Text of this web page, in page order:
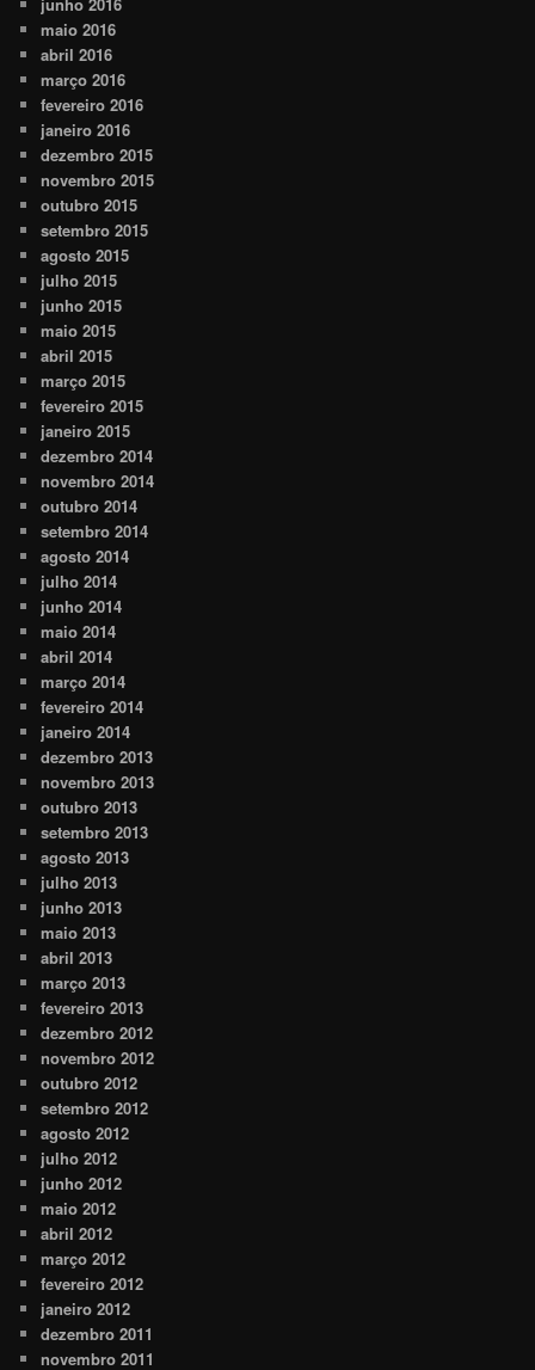
junho 2016
maio 2016
abril 2016
março 2016
fevereiro 2016
janeiro 2016
dezembro 2015
novembro 2015
outubro 2015
setembro 2015
agosto 2015
julho 2015
junho 2015
maio 2015
abril 2015
março 2015
fevereiro 2015
janeiro 2015
dezembro 2014
novembro 2014
outubro 2014
setembro 2014
agosto 2014
julho 2014
junho 2014
maio 2014
abril 2014
março 2014
fevereiro 2014
janeiro 2014
dezembro 2013
novembro 2013
outubro 2013
setembro 2013
agosto 2013
julho 2013
junho 2013
maio 2013
abril 2013
março 2013
fevereiro 2013
dezembro 2012
novembro 2012
outubro 2012
setembro 2012
agosto 2012
julho 2012
junho 2012
maio 2012
abril 2012
março 2012
fevereiro 2012
janeiro 2012
dezembro 2011
novembro 2011